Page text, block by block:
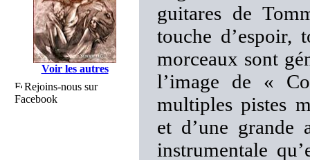
Voir les autres
Rejoins-nous sur
Facebook
guitares de
touche d’espoir,
morceaux sont
l’image de «
multiples pistes
et d’une grande
instrumentale